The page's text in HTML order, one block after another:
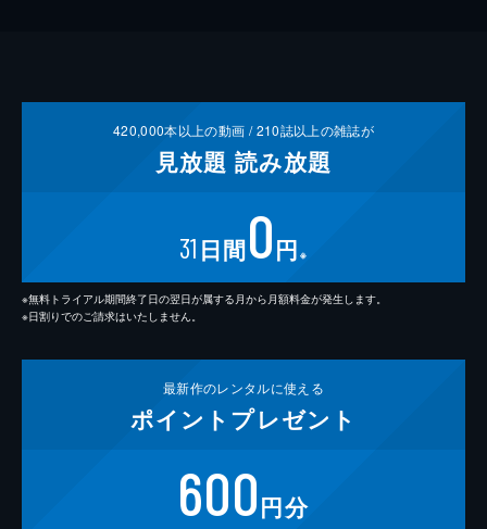
420,000本以上の動画 /210誌以上の雑誌が
見放題 読み放題
31 日間0円 ※
※無料トライアル期間終了日の翌日が属する月から月額料金が発生します。
※日割りでのご請求はいたしません。
最新作のレンタルに使える
ポイント プレゼント
600円分